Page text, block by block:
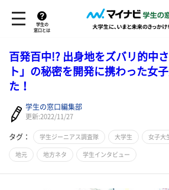
学生の
窓口とは
百発百中!? 出身地をズバリ的中
ト」の秘密を開発に携わった女
た！
学生の窓口編集部
更新:2022/11/27
タグ： 学生ジーニアス調査隊 大学生 女子大
地元 地方ネタ 学生インタビュー